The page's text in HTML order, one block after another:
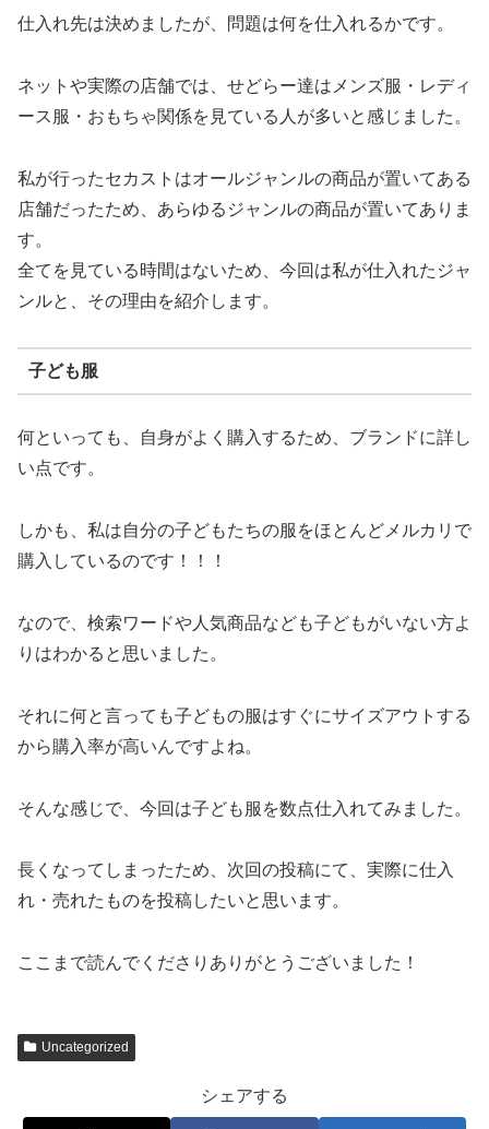
仕入れ先は決めましたが、問題は何を仕入れるかです。
ネットや実際の店舗では、せどらー達はメンズ服・レディ
ース服・おもちゃ関係を見ている人が多いと感じました。
私が行ったセカストはオールジャンルの商品が置いてある
店舗だったため、あらゆるジャンルの商品が置いてありま
す。
全てを見ている時間はないため、今回は私が仕入れたジャ
ンルと、その理由を紹介します。
子ども服
何といっても、自身がよく購入するため、ブランドに詳し
い点です。
しかも、私は自分の子どもたちの服をほとんどメルカリで
購入しているのです！！！
なので、検索ワードや人気商品なども子どもがいない方よ
りはわかると思いました。
それに何と言っても子どもの服はすぐにサイズアウトする
から購入率が高いんですよね。
そんな感じで、今回は子ども服を数点仕入れてみました。
長くなってしまったため、次回の投稿にて、実際に仕入
れ・売れたものを投稿したいと思います。
ここまで読んでくださりありがとうございました！
Uncategorized
シェアする